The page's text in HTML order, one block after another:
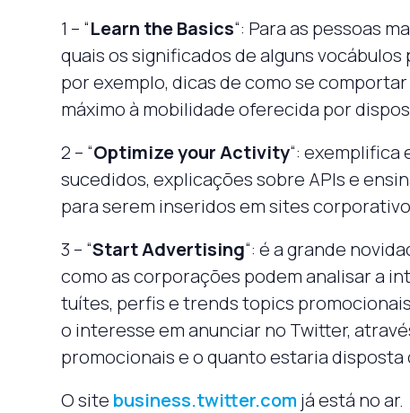
1 – “Learn the Basics“: Para as pessoas
quais os significados de alguns
por exemplo, dicas de como se
máximo à mobilidade oferecida por
2 – “Optimize your Activity“: exemplifica
sucedidos, explicações sobre APIs e
para serem inseridos em sites
3 – “Start Advertising“: é a grande
como as corporações podem analisar a
tuítes, perfis e trends topics
o interesse em anunciar no Twitter,
promocionais e o quanto estaria disposta
O site business.twitter.com já está no ar.